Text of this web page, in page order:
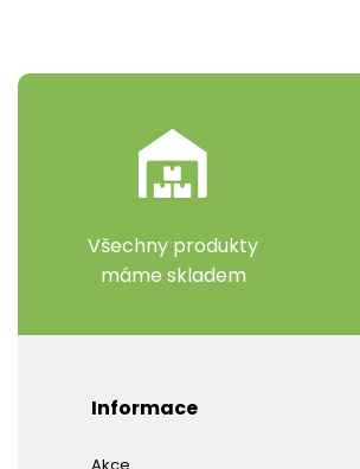
Všechny produkty
máme skladem
Informace
Akce